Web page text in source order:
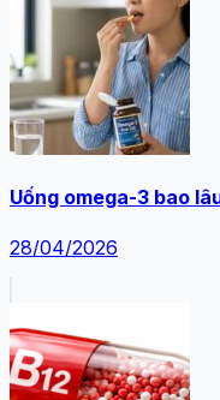
Uống omega-3 bao
28/04/2026